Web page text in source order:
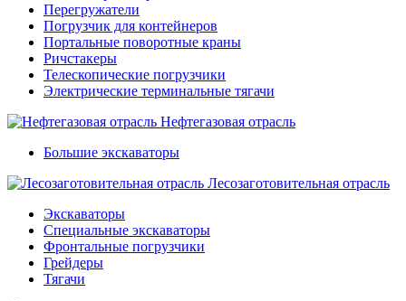
Перегружатели
Погрузчик для контейнеров
Портальные поворотные краны
Ричстакеры
Телескопические погрузчики
Электрические терминальные тягачи
Нефтегазовая отрасль
Большие экскаваторы
Лесозаготовительная отрасль
Экскаваторы
Специальные экскаваторы
Фронтальные погрузчики
Грейдеры
Тягачи